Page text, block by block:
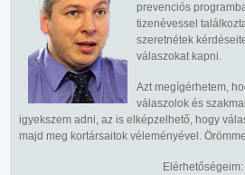
prevenciós
tizenévessel
szeretnétek
válaszokat kapni.
Azt megígérhetem,
válaszolok és
igyekszem adni, az is elképzelhető, hogy
majd meg kortársaitok véleményével.
Elérhetőségeim: